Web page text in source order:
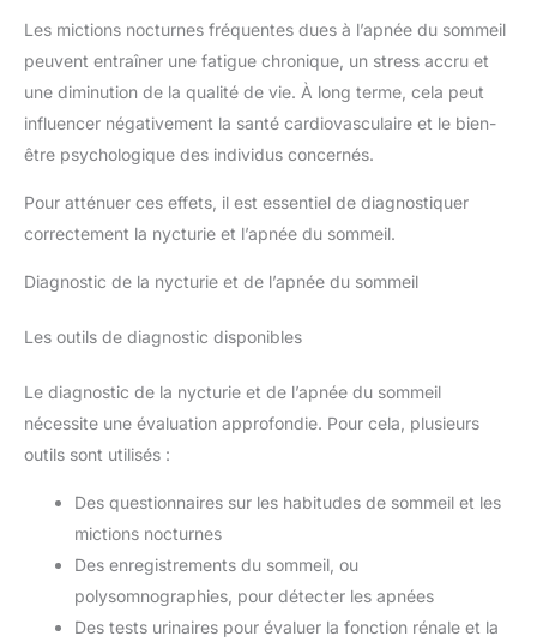
Les mictions nocturnes fréquentes dues à l’apnée du sommeil
peuvent entraîner une fatigue chronique, un stress accru et
une diminution de la qualité de vie. À long terme, cela peut
influencer négativement la santé cardiovasculaire et le bien-
être psychologique des individus concernés.
Pour atténuer ces effets, il est essentiel de diagnostiquer
correctement la nycturie et l’apnée du sommeil.
Diagnostic de la nycturie et de l’apnée du sommeil
Les outils de diagnostic disponibles
Le diagnostic de la nycturie et de l’apnée du sommeil
nécessite une évaluation approfondie. Pour cela, plusieurs
outils sont utilisés :
Des questionnaires sur les habitudes de sommeil et les
mictions nocturnes
Des enregistrements du sommeil, ou
polysomnographies, pour détecter les apnées
Des tests urinaires pour évaluer la fonction rénale et la